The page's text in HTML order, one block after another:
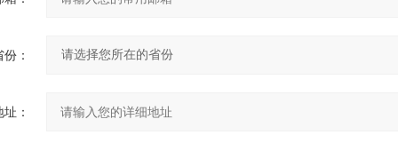
份：
：